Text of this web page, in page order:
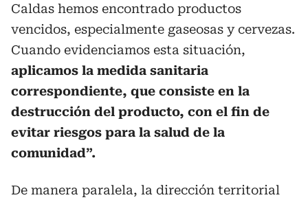
Caldas hemos encontrado productos
vencidos, especialmente gaseosas y cervezas.
Cuando evidenciamos esta situación,
aplicamos la medida sanitaria
correspondiente, que consiste en la
destrucción del producto, con el fin de
evitar riesgos para la salud de la
comunidad”.
De manera paralela, la dirección territorial